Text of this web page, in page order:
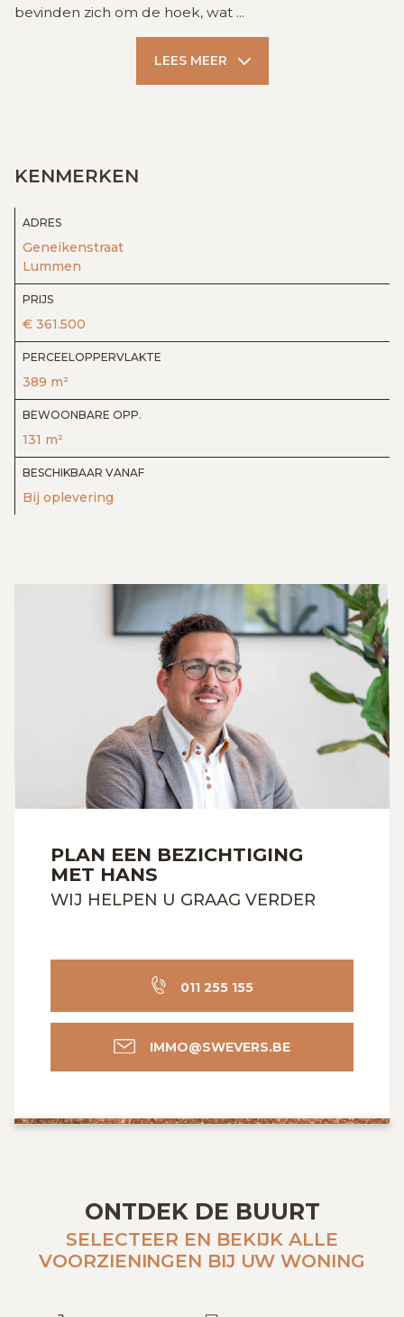
bevinden zich om de hoek, wat ...
LEES MEER
KENMERKEN
ADRES
Geneikenstraat
Lummen
PRIJS
€ 361.500
PERCEELOPPERVLAKTE
389 m²
BEWOONBARE OPP.
131 m²
BESCHIKBAAR VANAF
Bij oplevering
PLAN EEN BEZICHTIGING
MET HANS
WIJ HELPEN U GRAAG VERDER
011 255 155
IMMO@SWEVERS.BE
ONTDEK DE BUURT
SELECTEER EN BEKIJK ALLE
VOORZIENINGEN BIJ UW WONING